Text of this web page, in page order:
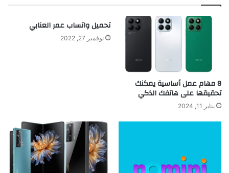
8 مهام عمل أساسية يمكنك
تحقيقها على هاتفك الذكي
يناير 11, 2024
تحميل واتساب عمر العنابي
نوفمبر 27, 2022